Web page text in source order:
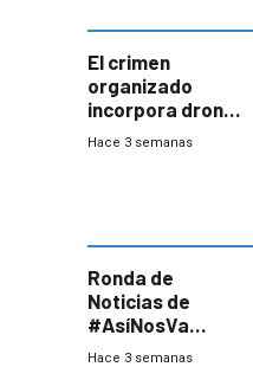
El crimen
organizado
incorpora drones
y abre un nuevo
Hace 3 semanas
Ronda de
Noticias de
#AsíNosVa
(20/7/26)
Hace 3 semanas